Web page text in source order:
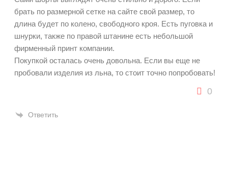
брать по размерной сетке на сайте свой размер, то
длина будет по колено, свободного кроя. Есть пуговка и
шнурки, также по правой штанине есть небольшой
фирменный принт компании.
Покупкой осталась очень довольна. Если вы еще не
пробовали изделия из льна, то стоит точно попробовать!
0
Ответить